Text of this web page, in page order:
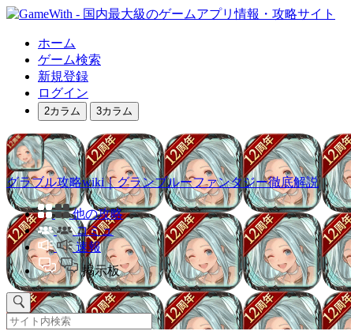
ホーム
ゲーム検索
新規登録
ログイン
2カラム 3カラム
グラブル攻略wiki｜グランブルーファンタジー徹底解説
他の攻略
コミュ
速報
掲示板